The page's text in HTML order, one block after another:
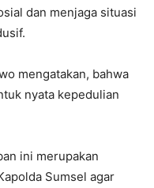
dan menjaga situasi
mengatakan, bahwa
nyata kepedulian
ini merupakan
Sumsel agar